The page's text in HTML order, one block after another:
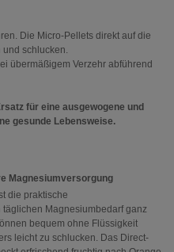
Die Micro-Pellets direkt auf die
schlucken.
übermäßigem Verzehr abführend
für eine ausgewogene und
gesunde Lebensweise.
Magnesiumversorgung
die praktische
Magnesiumbedarf ganz
bequem ohne Flüssigkeit
leicht zu schlucken. Das Direct-